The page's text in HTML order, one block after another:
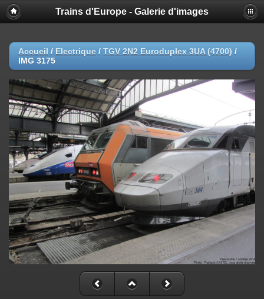
Trains d'Europe - Galerie d'images
Accueil / Electrique / TGV 2N2 Euroduplex 3UA (4700) /
IMG 3175